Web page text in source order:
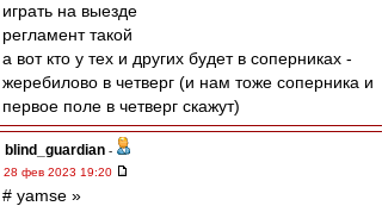
играть на выезде
регламент такой
а вот кто у тех и других будет в соперниках -
жеребилово в четверг (и нам тоже соперника и
первое поле в четверг скажут)
blind_guardian -
28 фев 2023 19:20
# yamse »